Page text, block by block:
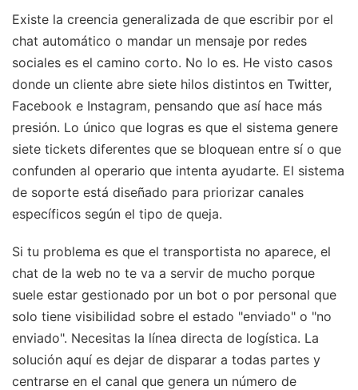
Existe la creencia generalizada de que escribir por el
chat automático o mandar un mensaje por redes
sociales es el camino corto. No lo es. He visto casos
donde un cliente abre siete hilos distintos en Twitter,
Facebook e Instagram, pensando que así hace más
presión. Lo único que logras es que el sistema genere
siete tickets diferentes que se bloquean entre sí o que
confunden al operario que intenta ayudarte. El sistema
de soporte está diseñado para priorizar canales
específicos según el tipo de queja.
Si tu problema es que el transportista no aparece, el
chat de la web no te va a servir de mucho porque
suele estar gestionado por un bot o por personal que
solo tiene visibilidad sobre el estado "enviado" o "no
enviado". Necesitas la línea directa de logística. La
solución aquí es dejar de disparar a todas partes y
centrarse en el canal que genera un número de